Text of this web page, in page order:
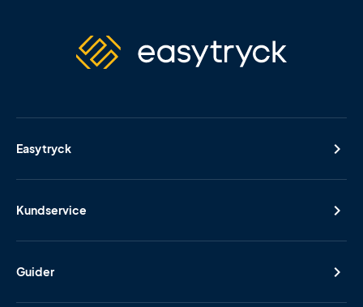
Easytryck
Kundservice
Guider